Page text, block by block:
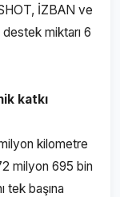
İZBAN ve
miktarı 6
katkı
kilometre
milyon 695 bin
tek başına